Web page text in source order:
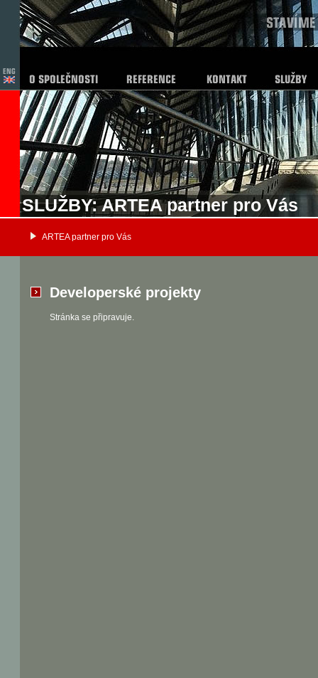
SLUŽBY: ARTEA partner pro Vás
ARTEA partner pro Vás
Developerské projekty
Stránka se připravuje.